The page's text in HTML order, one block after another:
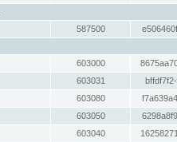
587500
603000
603031
603080
603050
603040